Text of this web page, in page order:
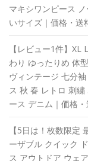
マキシワンピース
いサイズ｜価格・送
【レビュー1件】
わり ゆったりめ 体
ヴィンテージ 七分
ス 秋 春 レトロ 刺
ース デニム｜価格
【5日は！枚数限定
ーザブル クイック
ス アウトドア ウェ